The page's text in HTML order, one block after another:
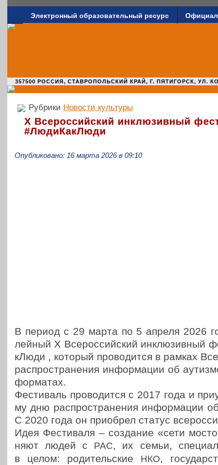
Электронный образовательный ресурс
357500 РОССИЯ, СТАВРОПОЛЬСКИЙ КРАЙ, Г. ПЯТИГОРСК, УЛ.
Рубрики Новости культуры
X Всероссийский инклюзивный
#ЛюдиКакЛюди
Опубликовано: 16 марта 2026 в 09:10
В период с 29 марта по 5 апреля 2026
лей­ный X Все­рос­сий­ский инклю­зив­ный
кЛю­ди , который про­во­дит­ся в рамках
рас­про­стра­не­ния инфор­ма­ции об
форматах.
Фести­валь про­во­дит­ся с 2017 года и
му дню рас­про­стра­не­ния инфор­ма­ции
C 2020 года он при­об­рел статус
Идея Фести­ва­ля – созда­ние «сети
ня­ют людей с
РАС, их семьи,
в целом: роди­тель­ские
НКО,